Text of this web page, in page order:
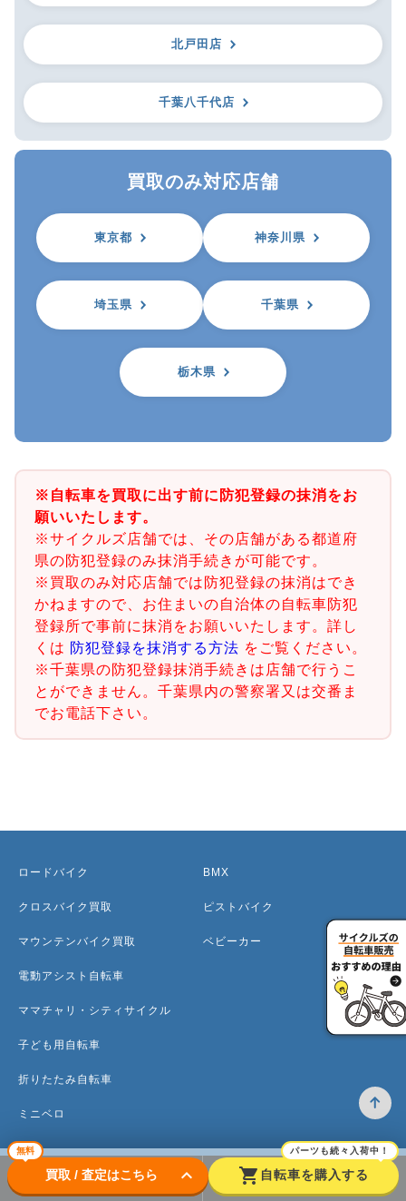
北戸田店
千葉八千代店
買取のみ対応店舗
東京都 神奈川県
埼玉県 千葉県
栃木県
※自転車を買取に出す前に防犯登録の抹消をお
願いいたします。
※サイクルズ店舗では、その店舗がある都道府
県の防犯登録のみ抹消手続きが可能です。
※買取のみ対応店舗では防犯登録の抹消はでき
かねますので、お住まいの自治体の自転車防犯
登録所で事前に抹消をお願いいたします。詳し
くは 防犯登録を抹消する方法 をご覧ください。
※千葉県の防犯登録抹消手続きは店舗で行うこ
とができません。千葉県内の警察署又は交番ま
でお電話下さい。
無料
買取 / 査定はこちら keyboard_arrow_down shopping_cart
パーツも続々入荷中！
自転車を購入する
ロードバイク
クロスバイク買取
マウンテンバイク買取
電動アシスト自転車
ママチャリ・シティサイクル
子ども用自転車
折りたたみ自転車
ミニベロ
BMX
ピストバイク
ベビーカー
トップ 高価買取のワケ